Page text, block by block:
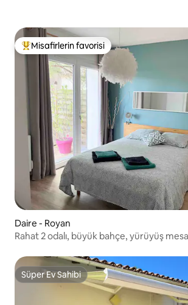
Misafirlerin favorilerinden en beğenilenler
Misafirlerin favorisi
Daire - Royan
Rahat 2 odalı, büyük bahçe, yürüyüş
Süper Ev Sahibi
Süper Ev Sahibi